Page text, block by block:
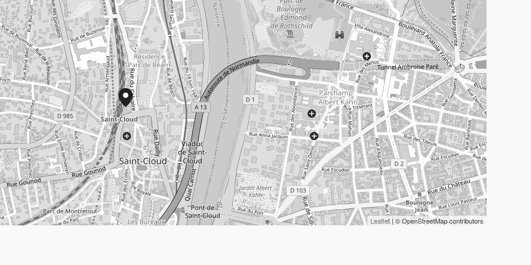
Leaflet| © OpenStreetMap contributors